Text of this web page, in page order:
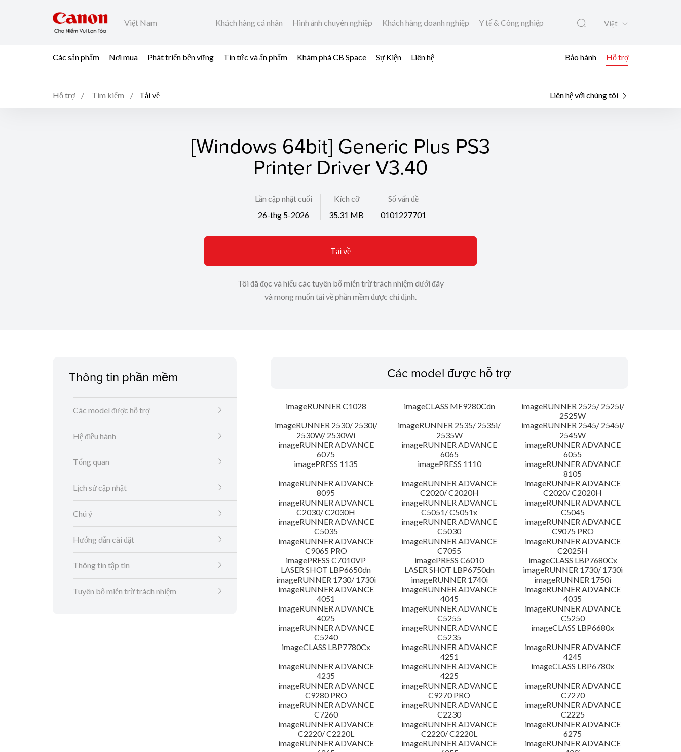
Việt Nam Khách hàng cá nhân Hình ảnh chuyên nghiệp Khách hàng doanh nghiệp Y tế & Công nghiệp Việt
Các sản phẩm Nơi mua Phát triển bền vững Tin tức và ấn phẩm Khám phá CB Space Sự Kiện Liên hệ Bảo hành Hỗ trợ
Hỗ trợ Tìm kiếm Tải về Liên hệ với chúng tôi
[Windows 64bit] Generic Plus PS3
Printer Driver V3.40
Lần cập nhật cuối
26-thg 5-2026
Kích cỡ
35.31 MB
Số vấn đề
0101227701
Tải về
Tôi đã đọc và hiểu các tuyên bố miễn trừ trách nhiệm dưới đây
và mong muốn tải về phần mềm được chỉ định.
Thông tin phần mềm
Các model được hỗ trợ
Hệ điều hành
Tổng quan
Lịch sử cập nhật
Chú ý
Hướng dẫn cài đặt
Thông tin tập tin
Tuyên bố miễn trừ trách nhiệm
Các model được hỗ trợ
imageRUNNER C1028 imageCLASS MF9280Cdn
imageRUNNER 2525/ 2525i/
2525W
imageRUNNER 2530/ 2530i/
2530W/ 2530Wi
imageRUNNER 2535/ 2535i/
2535W
imageRUNNER 2545/ 2545i/
2545W
imageRUNNER ADVANCE
6075
imageRUNNER ADVANCE
6065
imageRUNNER ADVANCE
6055
imagePRESS 1135
imagePRESS 1110
imageRUNNER ADVANCE
8105
imageRUNNER ADVANCE
8095
imageRUNNER ADVANCE
C2020/ C2020H
imageRUNNER ADVANCE
C2020/ C2020H
imageRUNNER ADVANCE
C2030/ C2030H
imageRUNNER ADVANCE
C5051/ C5051x
imageRUNNER ADVANCE
C5045
imageRUNNER ADVANCE
C5035
imageRUNNER ADVANCE
C5030
imageRUNNER ADVANCE
C9075 PRO
imageRUNNER ADVANCE
C9065 PRO
imageRUNNER ADVANCE
C7055
imageRUNNER ADVANCE
C2025H
imagePRESS C7010VP
imagePRESS C6010
imageCLASS LBP7680Cx
LASER SHOT LBP6650dn
LASER SHOT LBP6750dn
imageRUNNER 1730/ 1730i
imageRUNNER 1730/ 1730i
imageRUNNER 1740i
imageRUNNER 1750i
imageRUNNER ADVANCE
4051
imageRUNNER ADVANCE
4045
imageRUNNER ADVANCE
4035
imageRUNNER ADVANCE
4025
imageRUNNER ADVANCE
C5255
imageRUNNER ADVANCE
C5250
imageRUNNER ADVANCE
C5240
imageRUNNER ADVANCE
C5235
imageCLASS LBP6680x
imageCLASS LBP7780Cx
imageRUNNER ADVANCE
4251
imageRUNNER ADVANCE
4245
imageRUNNER ADVANCE
4235
imageRUNNER ADVANCE
4225
imageCLASS LBP6780x
imageRUNNER ADVANCE
C9280 PRO
imageRUNNER ADVANCE
C9270 PRO
imageRUNNER ADVANCE
C7270
imageRUNNER ADVANCE
C7260
imageRUNNER ADVANCE
C2230
imageRUNNER ADVANCE
C2225
imageRUNNER ADVANCE
C2220/ C2220L
imageRUNNER ADVANCE
C2220/ C2220L
imageRUNNER ADVANCE
6275
imageRUNNER ADVANCE
imageRUNNER ADVANCE
imageRUNNER ADVANCE